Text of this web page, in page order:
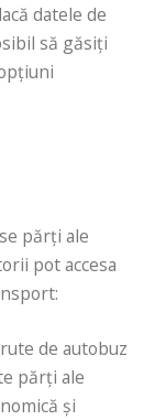
datele de
să găsiți
părți ale
pot accesa
de autobuz
părți ale
și